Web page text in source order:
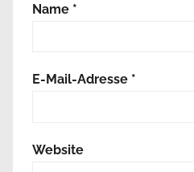
Name *
E-Mail-Adresse *
Website